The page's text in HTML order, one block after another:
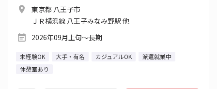
東京都 八王子市
ＪＲ横浜線 八王子みなみ野駅 他
2026年09月上旬～長期
未経験OK 大手・有名 カジュアルOK
派遣就業中
休憩室あり